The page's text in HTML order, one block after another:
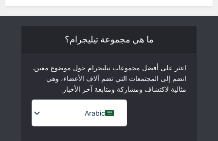
ما هي مجموعة تيليجرام؟
اعثر على أفضل مجموعات تيليجرام حول موضوع معين.
انضم إلى المجتمعات التي تضم آلاف الأعضاء، وهي
مثالية لاكتشاف ومشاركة ومتابعة آخر الأخبار.
Arabic
French (France)